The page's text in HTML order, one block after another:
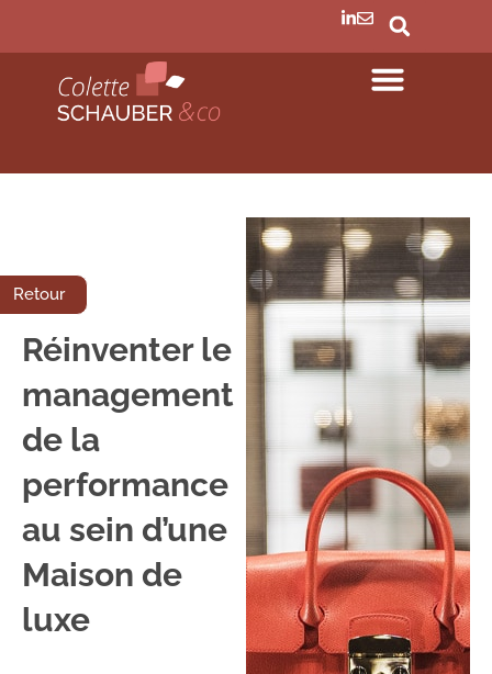
Retour
Réinventer le
management
de la
performance
au sein d’une
Maison de
luxe